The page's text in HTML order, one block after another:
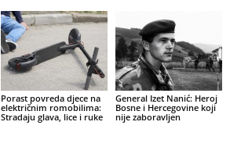
Porast povreda djece na
električnim romobilima:
Stradaju glava, lice i ruke
General Izet Nanić: Heroj
Bosne i Hercegovine koji
nije zaboravljen